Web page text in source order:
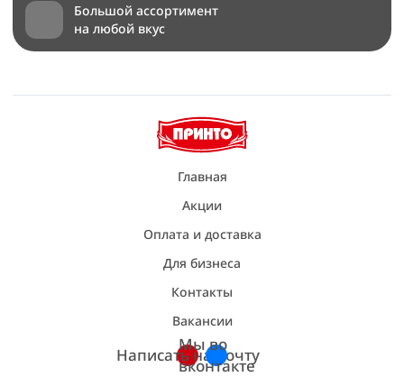
Большой ассортимент
на любой вкус
Главная
Акции
Оплата и доставка
Для бизнеса
Контакты
Вакансии
Написать на почту
Мы во
вконтакте